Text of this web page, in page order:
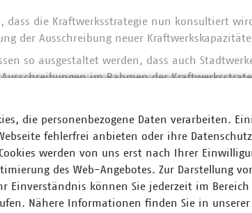
dass die Kraftwerksstrategie nun konsultiert
der Ausschreibung neuer
so ausgestaltet werden, dass auch
im Rahmen der
aus Sicht des VKU in Teilen zu restriktiv, um
übertagen den Investoren umfangreiche
Es ist fraglich, ob unter den gegebenen
weil Projekte bei diesem Risiko-Chancen-
die personenbezogene Daten verarbeiten.
fehlerfrei anbieten oder ihre
werden von uns erst nach Ihrer
des Web-Angebotes. Zur Darstellung
Einverständnis können Sie jederzeit im
Nähere Informationen finden Sie in unserer